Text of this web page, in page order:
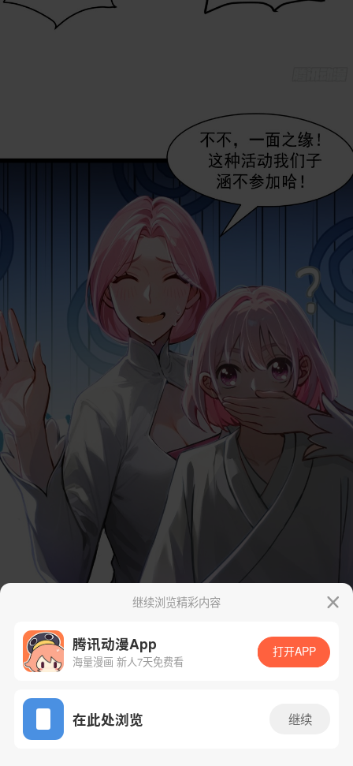
App免费看
继续浏览精彩内容
腾讯动漫App
海量漫画 新人7天免费看
打开APP
在此处浏览 继续